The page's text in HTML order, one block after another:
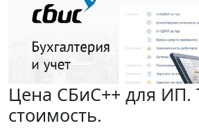
Цена СБиС++ для ИП.
стоимость.